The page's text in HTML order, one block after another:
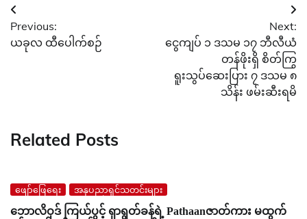
Post
navigation
Previous:
ယခုလ ထီပေါက်စဉ်
Next:
ငွေကျပ် ၁ ဒသမ ၁၇ ဘီလီယံ
တန်ဖိုးရှိ စိတ်ကြွ
ရူးသွပ်‌ဆေးပြား ၇ ဒသမ ၈
သိန်း ဖမ်းဆီးရမိ
Related Posts
ဖျော်ဖြေရေး အနုပညာရှင်သတင်းများ
ဘောလိဝုဒ် ကြယ်ပွင့် ရှာရွတ်ခန်ရဲ့ Pathaanဇာတ်ကား မထွက်